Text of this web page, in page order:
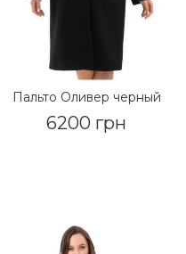
Пальто Оливер черный
6200 грн